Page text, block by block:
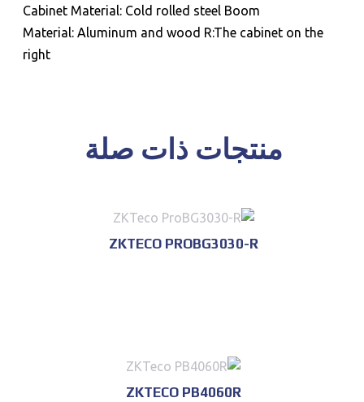
Cabinet Material: Cold rolled steel Boom
Material: Aluminum and wood R:The cabinet on the
right
منتجات ذات صلة
ZKTECO PROBG3030-R
ZKTECO PB4060R